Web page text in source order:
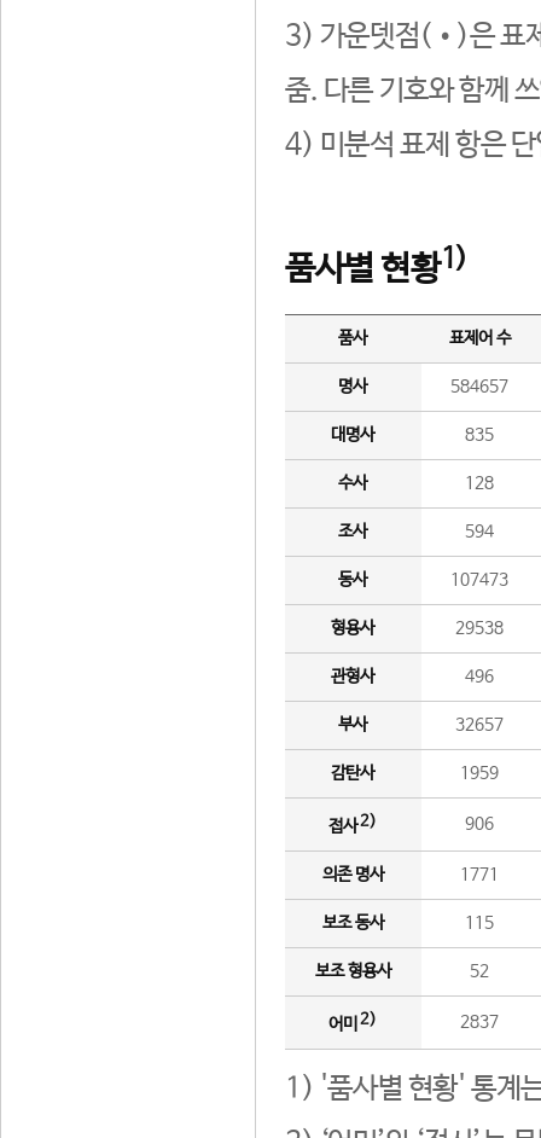
3) 가운뎃점(•)은 표
줌. 다른 기호와 함께
4) 미분석 표제 항은
품사별 현황1)
품사 표제어 수
명사 584657
대명사 835
수사 128
조사 594
동사 107473
형용사 29538
관형사 496
부사 32657
감탄사 1959
접사2) 906
의존 명사 1771
보조 동사 115
보조 형용사 52
어미 2) 2837
1) '품사별 현황' 통계